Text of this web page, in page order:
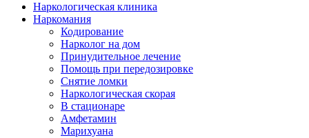
Наркологическая клиника
Наркомания
Кодирование
Нарколог на дом
Принудительное лечение
Помощь при передозировке
Снятие ломки
Наркологическая скорая
В стационаре
Амфетамин
Марихуана